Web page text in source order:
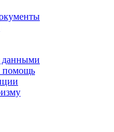
данными
помощь